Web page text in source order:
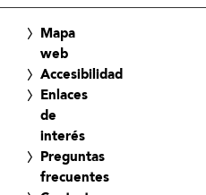
Mapa
web
Accesibilidad
Enlaces
de
interés
Preguntas
frecuentes